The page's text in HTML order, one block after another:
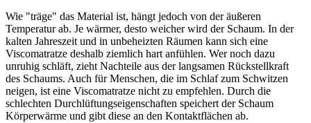
Wie "träge" das Material ist, hängt jedoch von der äußeren
Temperatur ab. Je wärmer, desto weicher wird der Schaum. In der
kalten Jahreszeit und in unbeheizten Räumen kann sich eine
Viscomatratze deshalb ziemlich hart anfühlen. Wer noch dazu
unruhig schläft, zieht Nachteile aus der langsamen Rückstellkraft
des Schaums. Auch für Menschen, die im Schlaf zum Schwitzen
neigen, ist eine Viscomatratze nicht zu empfehlen. Durch die
schlechten Durchlüftungseigenschaften speichert der Schaum
Körperwärme und gibt diese an den Kontaktflächen ab.